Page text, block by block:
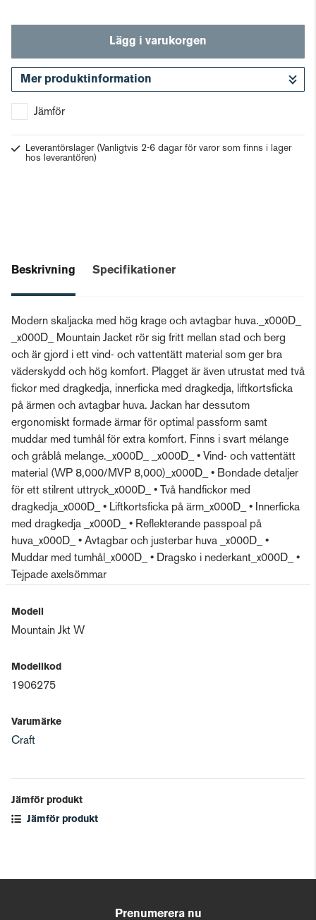
Lägg i varukorgen
Mer produktinformation
Jämför
Leverantörslager (Vanligtvis 2-6 dagar för varor som finns i lager
hos leverantören)
Beskrivning Specifikationer
Modern skaljacka med hög krage och avtagbar huva._x000D_
_x000D_ Mountain Jacket rör sig fritt mellan stad och berg
och är gjord i ett vind- och vattentätt material som ger bra
väderskydd och hög komfort. Plagget är även utrustat med två
fickor med dragkedja, innerficka med dragkedja, liftkortsficka
på ärmen och avtagbar huva. Jackan har dessutom
ergonomiskt formade ärmar för optimal passform samt
muddar med tumhål för extra komfort. Finns i svart mélange
och gråblå melange._x000D_ _x000D_ • Vind- och vattentätt
material (WP 8,000/MVP 8,000)_x000D_ • Bondade detaljer
för ett stilrent uttryck_x000D_ • Två handfickor med
dragkedja_x000D_ • Liftkortsficka på ärm_x000D_ • Innerficka
med dragkedja _x000D_ • Reflekterande passpoal på
huva_x000D_ • Avtagbar och justerbar huva _x000D_ •
Muddar med tumhål_x000D_ • Dragsko i nederkant_x000D_ •
Tejpade axelsömmar
Modell
Mountain Jkt W
Modellkod
1906275
Varumärke
Craft
Jämför produkt
Jämför produkt
Prenumerera nu